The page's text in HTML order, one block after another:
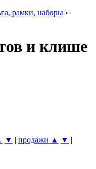
рамки, наборы »
и клише
▼ | продажи ▲ ▼ |